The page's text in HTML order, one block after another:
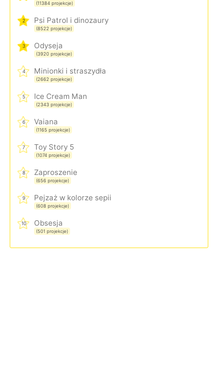
(11384 projekcje)
2 Psi Patrol i dinozaury
(8522 projekcje)
3 Odyseja
(3920 projekcje)
4 Minionki i straszydła
(2662 projekcje)
5 Ice Cream Man
(2343 projekcje)
6 Vaiana
(1165 projekcje)
7 Toy Story 5
(1074 projekcje)
8 Zaproszenie
(656 projekcje)
9 Pejzaż w kolorze sepii
(608 projekcje)
10 Obsesja
(501 projekcje)